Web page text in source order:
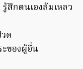
สึกตนเองล้มเหลว
ด
ะของผู้อื่น